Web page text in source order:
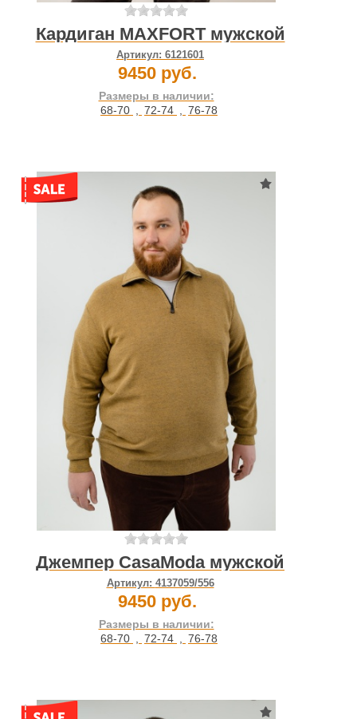
Кардиган MAXFORT мужской
Артикул: 6121601
9450 руб.
Размеры в наличии:
68-70 , 72-74 , 76-78
Джемпер CasaModa мужской
Артикул: 4137059/556
9450 руб.
Размеры в наличии:
68-70 , 72-74 , 76-78